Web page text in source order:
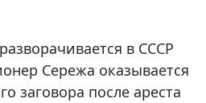
в СССР
Сережа оказывается
заговора после ареста